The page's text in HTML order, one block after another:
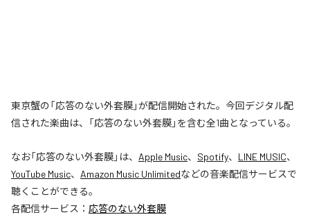
東京蟹の「応答のない外套膜」が配信開始された。今回デジタル配
信された楽曲は、「応答のない外套膜」を含む全1曲となっている。
なお「応答のない外套膜」は、 Apple Music、 Spotify、 LINE MUSIC、
YouTube Music、 Amazon Music Unlimitedなどの音楽配信サービスで
聴くことができる。
各配信サービス： 応答のない外套膜